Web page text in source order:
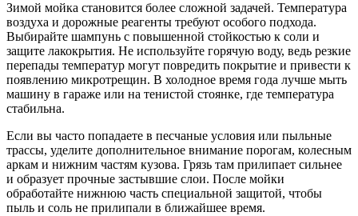
Зимой мойка становится более сложной задачей. Температура
воздуха и дорожные реагенты требуют особого подхода.
Выбирайте шампунь с повышенной стойкостью к соли и
защите лакокрытия. Не используйте горячую воду, ведь резкие
перепады температур могут повредить покрытие и привести к
появлению микротрещин. В холодное время года лучше мыть
машину в гараже или на тенистой стоянке, где температура
стабильна.
Если вы часто попадаете в песчаные условия или пыльные
трассы, уделите дополнительное внимание порогам, колесным
аркам и нижним частям кузова. Грязь там прилипает сильнее
и образует прочные застывшие слои. После мойки
обработайте нижнюю часть специальной защитой, чтобы
пыль и соль не прилипали в ближайшее время.